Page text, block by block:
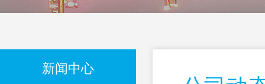
新闻中心